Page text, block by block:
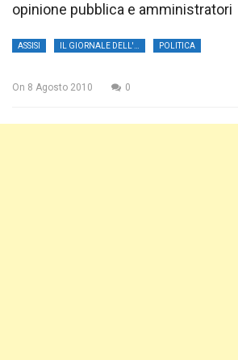
opinione pubblica e amministratori
ASSISI POLITICA
On 8 Agosto 2010 0